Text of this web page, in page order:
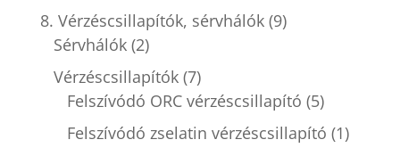
8. Vérzéscsillapítók, sérvhálók (9)
Sérvhálók (2)
Vérzéscsillapítók (7)
Felszívódó ORC vérzéscsillapító (5)
Felszívódó zselatin vérzéscsillapító (1)